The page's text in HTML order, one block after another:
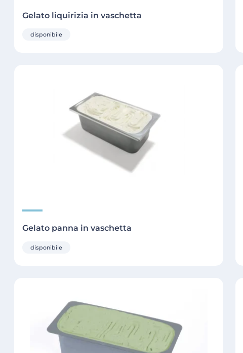
Gelato liquirizia in vaschetta
disponibile
Gelato panna in vaschetta
disponibile